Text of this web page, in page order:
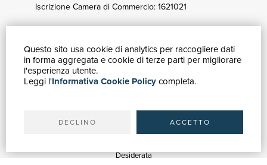
Questo sito usa cookie di analytics per raccogliere dati
in forma aggregata e cookie di terze parti per migliorare
l'esperienza utente.
Leggi l'Informativa Cookie Policycompleta.
DECLINO ACCETTO
Iscrizione Camera di Commercio: 1621021
GUIDA ACQUISTI
Ricerca avanzata
Spedizioni
Desiderata